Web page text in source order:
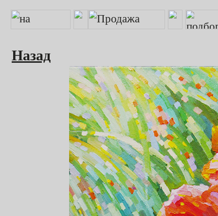
Назад